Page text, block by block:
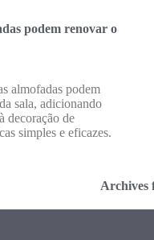
podem renovar o
almofadas podem
sala, adicionando
decoração de
simples e eficazes.
Archives